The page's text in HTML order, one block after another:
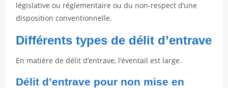
législative ou réglementaire ou du non-respect d’une
disposition conventionnelle.
Différents types de délit d’entrave
En matière de délit d’entrave, l’éventail est large.
Délit d’entrave pour non mise en